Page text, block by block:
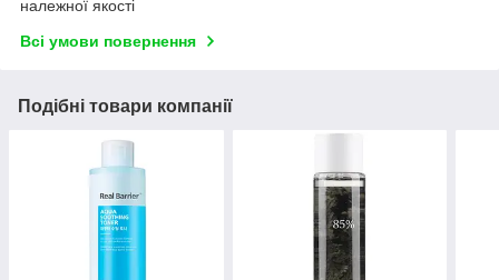
належної якості
Всі умови повернення
Подібні товари компанії